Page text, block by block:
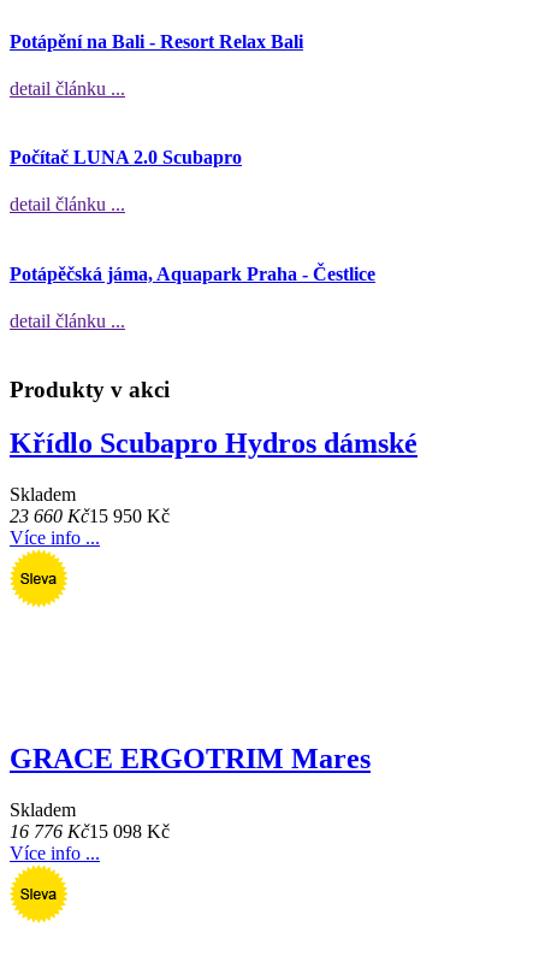
Potápění na Bali - Resort Relax Bali
detail článku ...
Počítač LUNA 2.0 Scubapro
detail článku ...
Potápěčská jáma, Aquapark Praha - Čestlice
detail článku ...
Produkty v akci
Křídlo Scubapro Hydros dámské
Skladem
23 660 Kč15 950 Kč
Více info ...
GRACE ERGOTRIM Mares
Skladem
16 776 Kč15 098 Kč
Více info ...